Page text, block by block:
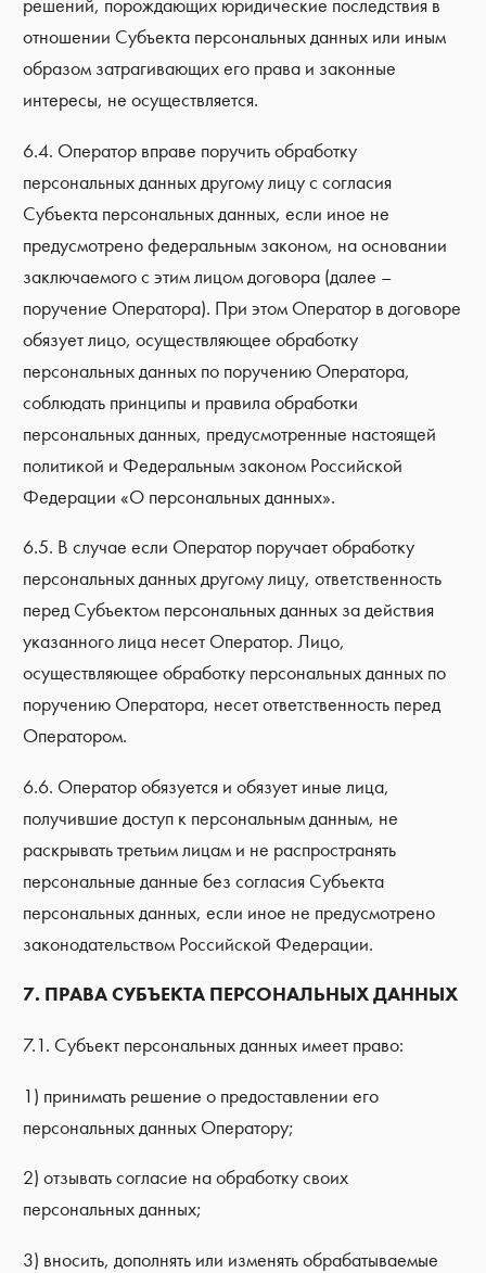
решений, порождающих юридические последствия в
отношении Субъекта персональных данных или иным
образом затрагивающих его права и законные
интересы, не осуществляется.
6.4. Оператор вправе поручить обработку
персональных данных другому лицу с согласия
Субъекта персональных данных, если иное не
предусмотрено федеральным законом, на основании
заключаемого с этим лицом договора (далее –
поручение Оператора). При этом Оператор в договоре
обязует лицо, осуществляющее обработку
персональных данных по поручению Оператора,
соблюдать принципы и правила обработки
персональных данных, предусмотренные настоящей
политикой и Федеральным законом Российской
Федерации «О персональных данных».
6.5. В случае если Оператор поручает обработку
персональных данных другому лицу, ответственность
перед Субъектом персональных данных за действия
указанного лица несет Оператор. Лицо,
осуществляющее обработку персональных данных по
поручению Оператора, несет ответственность перед
Оператором.
6.6. Оператор обязуется и обязует иные лица,
получившие доступ к персональным данным, не
раскрывать третьим лицам и не распространять
персональные данные без согласия Субъекта
персональных данных, если иное не предусмотрено
законодательством Российской Федерации.
7. ПРАВА СУБЪЕКТА ПЕРСОНАЛЬНЫХ ДАННЫХ
7.1. Субъект персональных данных имеет право:
1) принимать решение о предоставлении его
персональных данных Оператору;
2) отзывать согласие на обработку своих
персональных данных;
3) вносить, дополнять или изменять обрабатываемые